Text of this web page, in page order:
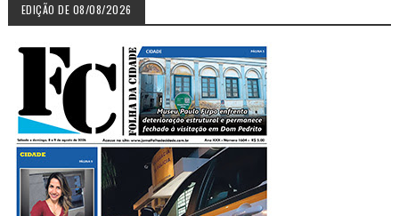
EDIÇÃO DE 08/08/2026